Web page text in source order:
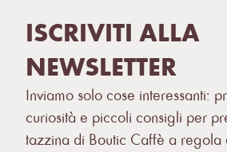
ISCRIVITI ALLA
NEWSLETTER
Inviamo solo cose interessanti:
curiosità e piccoli consigli per
tazzina di Boutic Caffè a regola